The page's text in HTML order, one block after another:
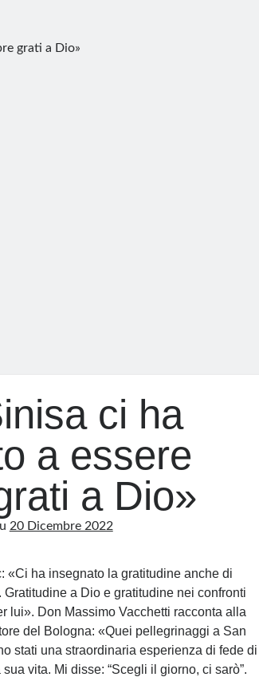
grati a Dio»
ci ha
a essere
a Dio»
20 Dicembre 2022
«Ci ha insegnato la gratitudine anche di
a Dio e gratitudine nei confronti
lui». Don Massimo Vacchetti racconta alla
del Bologna: «Quei pellegrinaggi a San
stati una straordinaria esperienza di fede di
vita. Mi disse: “Scegli il giorno, ci sarò”.